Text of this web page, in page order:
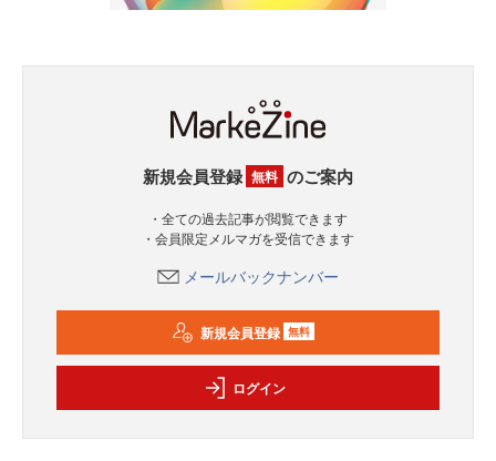
新規会員登録 無料 のご案内
・全ての過去記事が閲覧できます
・会員限定メルマガを受信できます
メールバックナンバー
新規会員登録 無料
ログイン